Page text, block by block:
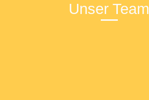
Unser Team